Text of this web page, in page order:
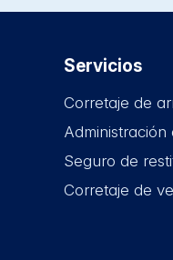
Servicios
Corretaje de
Administración
Seguro de
Corretaje de